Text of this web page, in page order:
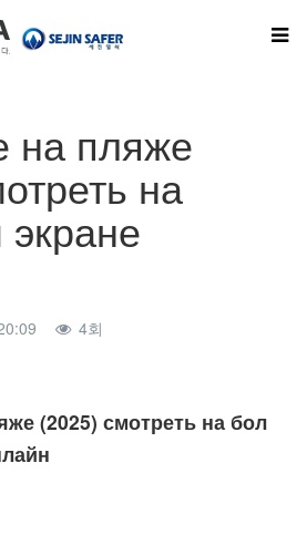
на пляже
на
4회
(2025) смотреть на бол